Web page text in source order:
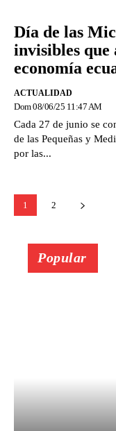
Día de las
invisibles que
economía
ACTUALIDAD
Dom 08/06/25 11:47 AM
Cada 27 de junio se
de las Pequeñas y
por las...
1 2
Popular